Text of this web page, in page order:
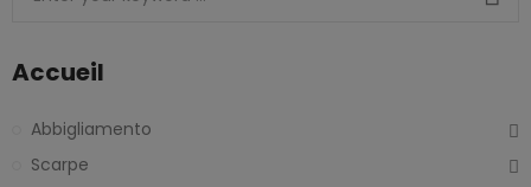
Accueil
Abbigliamento
Scarpe